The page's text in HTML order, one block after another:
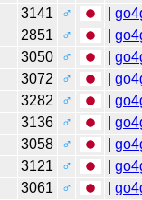
3141 ♂ |
2851 ♂ |
3050 ♂ |
3072 ♂ |
3282 ♂ |
3136 ♂ |
3058 ♂ |
3121 ♂ |
3061 ♂ |